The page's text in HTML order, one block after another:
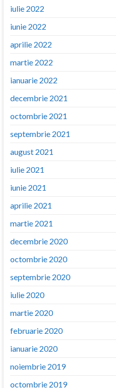
iulie 2022
iunie 2022
aprilie 2022
martie 2022
ianuarie 2022
decembrie 2021
octombrie 2021
septembrie 2021
august 2021
iulie 2021
iunie 2021
aprilie 2021
martie 2021
decembrie 2020
octombrie 2020
septembrie 2020
iulie 2020
martie 2020
februarie 2020
ianuarie 2020
noiembrie 2019
octombrie 2019